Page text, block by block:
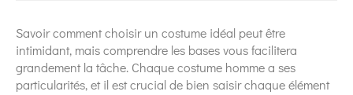
Savoir comment choisir un costume idéal peut être
intimidant, mais comprendre les bases vous facilitera
grandement la tâche. Chaque costume homme a ses
particularités, et il est crucial de bien saisir chaque élément